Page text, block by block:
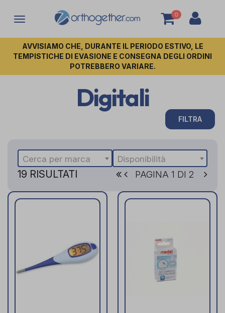
Attiva/disattiva
navigazione
0
AVVISIAMO CHE, DURANTE IL PERIODO ESTIVO, LE
TEMPISTICHE DI EVASIONE E CONSEGNA DEGLI ORDINI
POTREBBERO VARIARE.
Digitali
FILTRA
Cerca per marca Disponibilità
19 RISULTATI PAGINA 1 DI 2